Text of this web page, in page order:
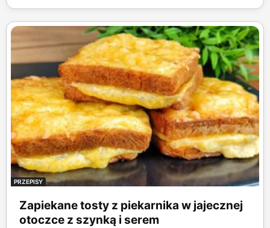
PRZEPISY
Zapiekane tosty z piekarnika w jajecznej
otoczce z szynką i serem